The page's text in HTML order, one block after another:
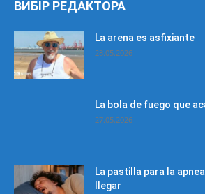
ВИБІР РЕДАКТОРА
La arena es asfixiante
28.05.2026
La bola de fuego que
27.05.2026
La pastilla para la
llegar